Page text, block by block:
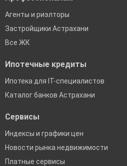
Агенты и риэлторы
Застройщики Астрахани
Все ЖК
Ипотечные кредиты
Ипотека для IT-специалистов
Каталог банков Астрахани
Сервисы
Индексы и графики цен
Новости рынка недвижимости
Платные сервисы